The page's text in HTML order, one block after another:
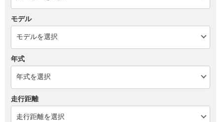
モデル
年式
走行距離